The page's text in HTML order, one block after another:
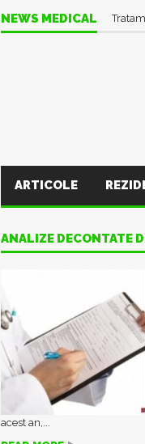
NEWS MEDICAL
ARTICOLE
ANALIZE DECONTATE
acest an,...